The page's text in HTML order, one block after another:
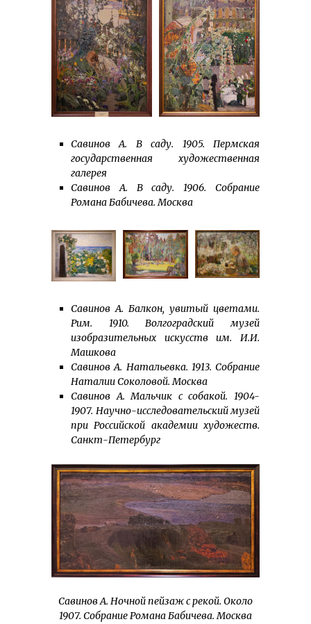
Савинов А. В саду. 1905. Пермская
государственная художественная
галерея
Савинов А. В саду. 1906. Собрание
Романа Бабичева. Москва
Савинов А. Балкон, увитый цветами.
Рим. 1910. Волгоградский музей
изобразительных искусств им. И.И.
Машкова
Савинов А. Натальевка. 1913. Собрание
Наталии Соколовой. Москва
Савинов А. Мальчик с собакой. 1904-
1907. Научно-исследовательский музей
при Российской академии художеств.
Санкт-Петербург
Савинов А. Ночной пейзаж с рекой. Около
1907. Собрание Романа Бабичева. Москва